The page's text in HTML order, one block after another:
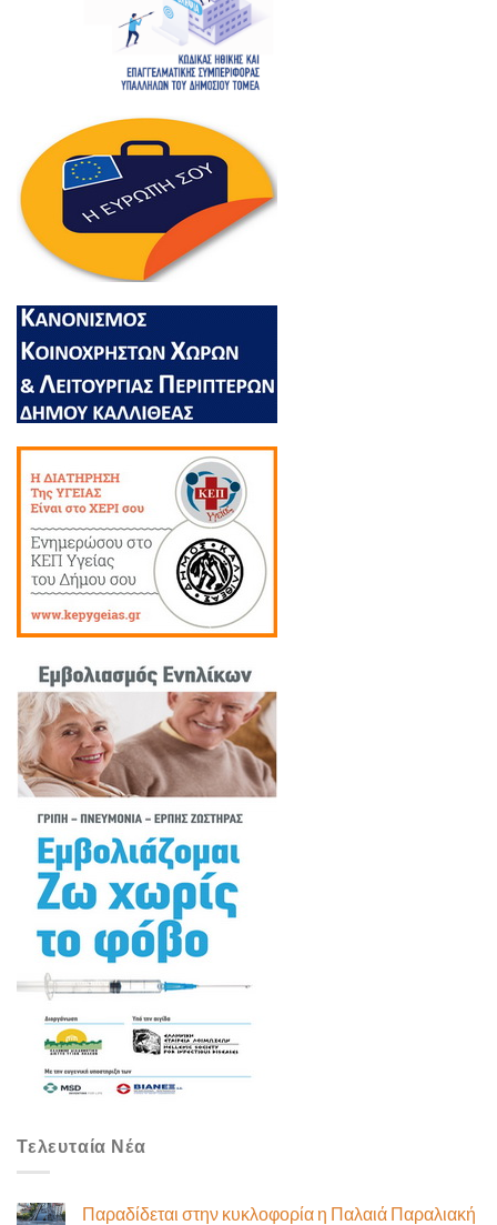
Τελευταία Νέα
Παραδίδεται στην κυκλοφορία η Παλαιά Παραλιακή